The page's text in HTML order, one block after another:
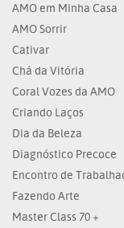
AMO em Minha Casa
AMO Sorrir
Cativar
Chá da Vitória
Coral Vozes da AMO
Criando Laços
Dia da Beleza
Diagnóstico Precoce
Encontro de
Fazendo Arte
Master Class 70 +